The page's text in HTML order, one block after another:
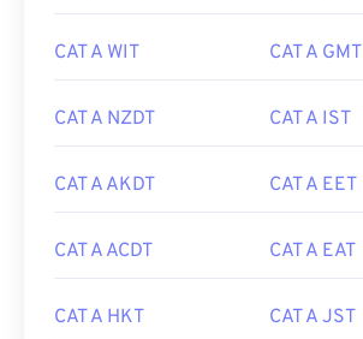
CAT A WIT CAT A GMT
CAT A NZDT CAT A IST
CAT A AKDT CAT A EET
CAT A ACDT CAT A EAT
CAT A HKT CAT A JST